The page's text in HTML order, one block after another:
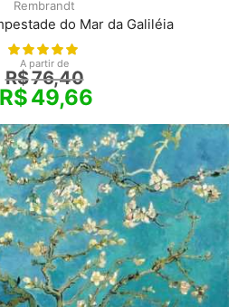
Rembrandt
do Mar da Galiléia
A partir de
R$76,40
R$49,66